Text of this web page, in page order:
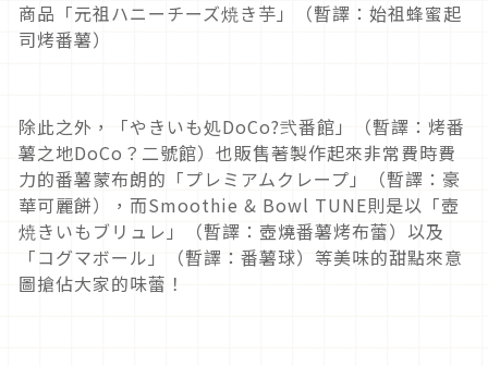
商品「元祖ハニーチーズ焼き芋」（暫譯：始祖蜂蜜起
司烤番薯）
除此之外，「やきいも処DoCo?弐番館」（暫譯：烤番
薯之地DoCo？二號館）也販售著製作起來非常費時費
力的番薯蒙布朗的「プレミアムクレープ」（暫譯：豪
華可麗餅），而Smoothie & Bowl TUNE則是以「壺
焼きいもブリュレ」（暫譯：壺燒番薯烤布蕾）以及
「コグマボール」（暫譯：番薯球）等美味的甜點來意
圖搶佔大家的味蕾！